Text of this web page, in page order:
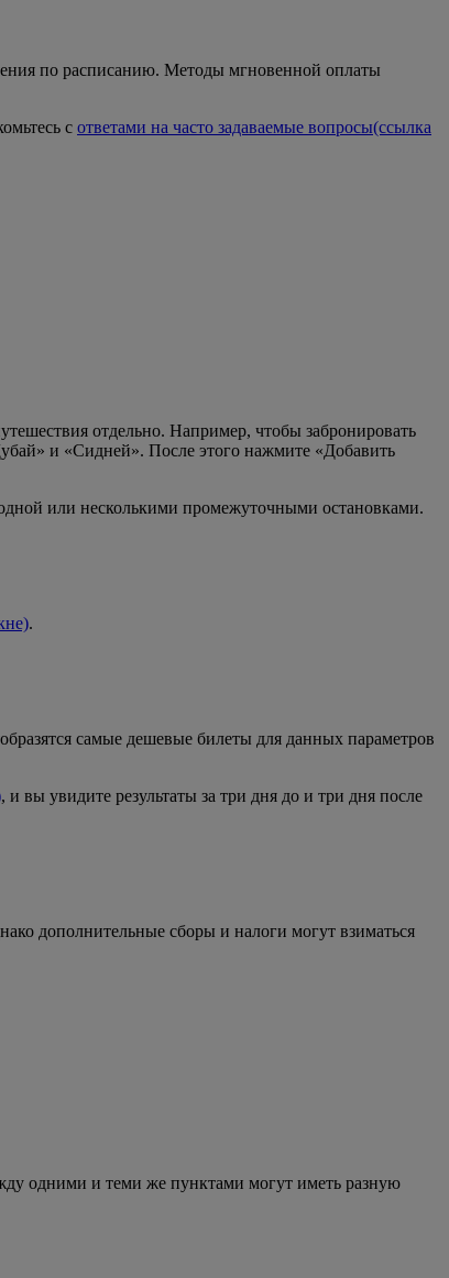
по расписанию. Методы мгновенной оплаты
с ответами на часто задаваемые вопросы(ссылка
отдельно. Например, чтобы забронировать
и «Сидней». После этого нажмите «Добавить
или несколькими промежуточными остановками.
.
самые дешевые билеты для данных параметров
, и вы увидите результаты за три дня до и три дня после
дополнительные сборы и налоги могут взиматься
одними и теми же пунктами могут иметь разную